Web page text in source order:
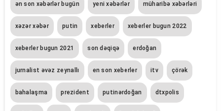
ən son xəbərlər bugün yeni xəbərlər müharibə xəbərləri
xəzər xəbər putin xeberler xeberler bugun 2022
xeberler bugun 2021 son dəqiqə erdoğan
jurnalist əvəz zeynallı en son xeberler itv çörək
bahalaşma prezident putinərdoğan dtxpolis